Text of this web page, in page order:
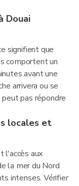
Douai
signifient que
comportent un
avant une
arrivera ou se
pas répondre
locales et
l'accès aux
la mer du Nord
intenses. Vérifier